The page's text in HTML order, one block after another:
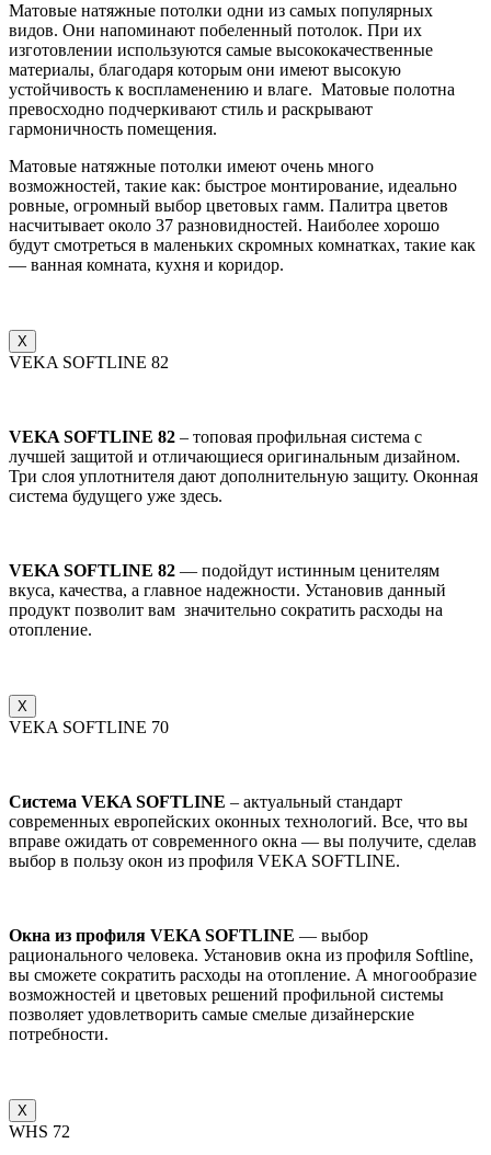
Матовые натяжные потолки одни из самых популярных
видов. Они напоминают побеленный потолок. При их
изготовлении используются самые высококачественные
материалы, благодаря которым они имеют высокую
устойчивость к воспламенению и влаге. Матовые полотна
превосходно подчеркивают стиль и раскрывают
гармоничность помещения.
Матовые натяжные потолки имеют очень много
возможностей, такие как: быстрое монтирование, идеально
ровные, огромный выбор цветовых гамм. Палитра цветов
насчитывает около 37 разновидностей. Наиболее хорошо
будут смотреться в маленьких скромных комнатках, такие как
— ванная комната, кухня и коридор.
X
VEKA SOFTLINE 82
VEKA SOFTLINE 82 – топовая профильная система с
лучшей защитой и отличающиеся оригинальным дизайном.
Три слоя уплотнителя дают дополнительную защиту. Оконная
система будущего уже здесь.
VEKA SOFTLINE 82 — подойдут истинным ценителям
вкуса, качества, а главное надежности. Установив данный
продукт позволит вам значительно сократить расходы на
отопление.
X
VEKA SOFTLINE 70
Система VEKA SOFTLINE – актуальный стандарт
современных европейских оконных технологий. Все, что вы
вправе ожидать от современного окна — вы получите, сделав
выбор в пользу окон из профиля VEKA SOFTLINE.
Окна из профиля VEKA SOFTLINE — выбор
рационального человека. Установив окна из профиля Softline,
вы сможете сократить расходы на отопление. А многообразие
возможностей и цветовых решений профильной системы
позволяет удовлетворить самые смелые дизайнерские
потребности.
X
WHS 72